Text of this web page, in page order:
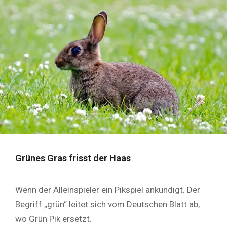
Grünes Gras frisst der Haas
Wenn der Alleinspieler ein Pikspiel ankündigt. Der
Begriff „grün“ leitet sich vom Deutschen Blatt ab,
wo Grün Pik ersetzt.